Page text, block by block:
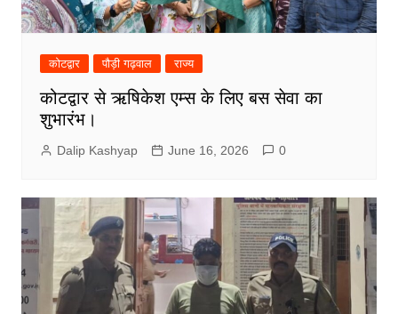
कोटद्वार पौड़ी गढ़वाल राज्य
कोटद्वार से ऋषिकेश एम्स के लिए बस सेवा का
शुभारंभ।
Dalip Kashyap June 16, 2026 0